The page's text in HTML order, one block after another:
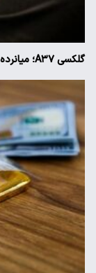
گلکسی A۳۷؛ میانرده جدید سامسونگ ارزش ۸۵ میلیون پول را دارد؟